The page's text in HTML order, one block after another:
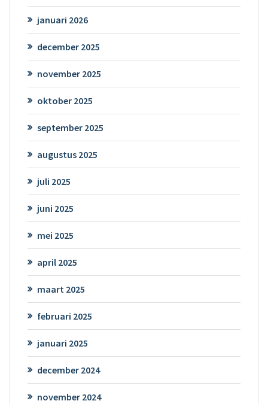
januari 2026
december 2025
november 2025
oktober 2025
september 2025
augustus 2025
juli 2025
juni 2025
mei 2025
april 2025
maart 2025
februari 2025
januari 2025
december 2024
november 2024